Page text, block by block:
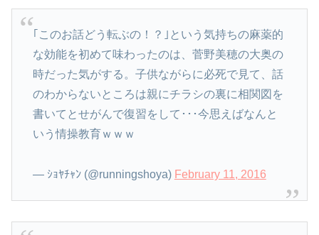
｢このお話どう転ぶの！？｣という気持ちの麻薬的
な効能を初めて味わったのは、菅野美穂の大奥の
時だった気がする。子供ながらに必死で見て、話
のわからないところは親にチラシの裏に相関図を
書いてとせがんで復習をして･･･今思えばなんと
いう情操教育ｗｗｗ
— ｼｮﾔﾁｬﾝ (@runningshoya) February 11, 2016